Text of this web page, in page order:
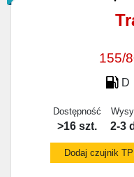
155/
D
Dostępność
>16 szt. 2-3
Dodaj czujnik